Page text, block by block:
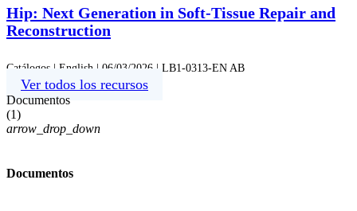
Hip: Next Generation in Soft-Tissue Repair and
Reconstruction
Catálogos | English | 06/03/2026 | LB1-0313-EN AB
Ver todos los recursos
Documentos
(1)
arrow_drop_down
Documentos